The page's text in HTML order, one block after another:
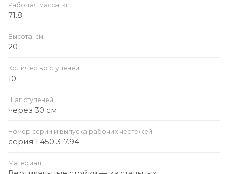
Рабочая масса, кг
71.8
Высота, см
20
Количество ступеней
10
Шаг ступеней
через 30 см
Номер серии и выпуска рабочих чертежей
серия 1.450.3-7.94
Материал